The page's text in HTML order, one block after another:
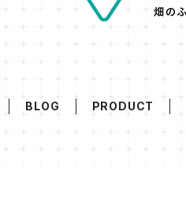
BLOG PRODUCT